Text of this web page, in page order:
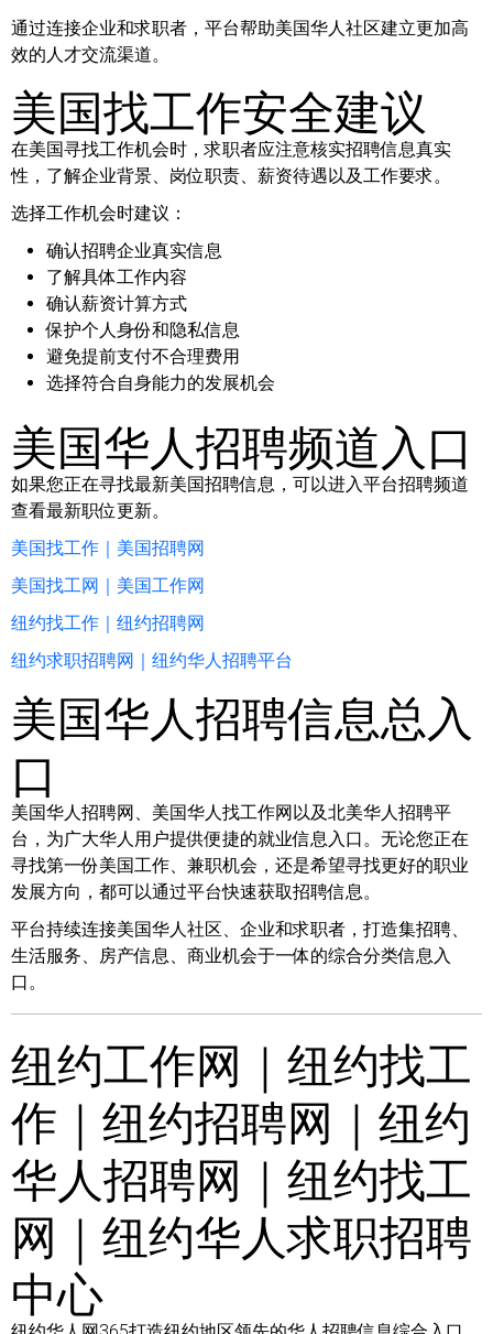
通过连接企业和求职者，平台帮助美国华人社区建立更加高
效的人才交流渠道。
美国找工作安全建议
在美国寻找工作机会时，求职者应注意核实招聘信息真实
性，了解企业背景、岗位职责、薪资待遇以及工作要求。
选择工作机会时建议：
确认招聘企业真实信息
了解具体工作内容
确认薪资计算方式
保护个人身份和隐私信息
避免提前支付不合理费用
选择符合自身能力的发展机会
美国华人招聘频道入口
如果您正在寻找最新美国招聘信息，可以进入平台招聘频道
查看最新职位更新。
美国找工作｜美国招聘网
美国找工网｜美国工作网
纽约找工作｜纽约招聘网
纽约求职招聘网｜纽约华人招聘平台
美国华人招聘信息总入
口
美国华人招聘网、美国华人找工作网以及北美华人招聘平
台，为广大华人用户提供便捷的就业信息入口。无论您正在
寻找第一份美国工作、兼职机会，还是希望寻找更好的职业
发展方向，都可以通过平台快速获取招聘信息。
平台持续连接美国华人社区、企业和求职者，打造集招聘、
生活服务、房产信息、商业机会于一体的综合分类信息入
口。
纽约工作网｜纽约找工
作｜纽约招聘网｜纽约
华人招聘网｜纽约找工
网｜纽约华人求职招聘
中心